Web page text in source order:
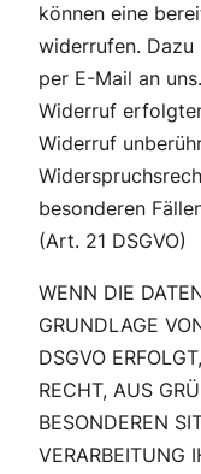
können eine
widerrufen.
per E-Mail an
Widerruf
Widerruf
besonderen
(Art. 21 DSGVO)
WENN DIE
GRUNDLAGE
DSGVO
RECHT, AUS
BESONDEREN
VERARBEITUNG